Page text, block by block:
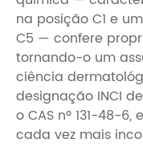
na posição C1 e
C5 — confere
tornando-o um
ciência
designação INCI
o CAS nº 131-48-
cada vez mais